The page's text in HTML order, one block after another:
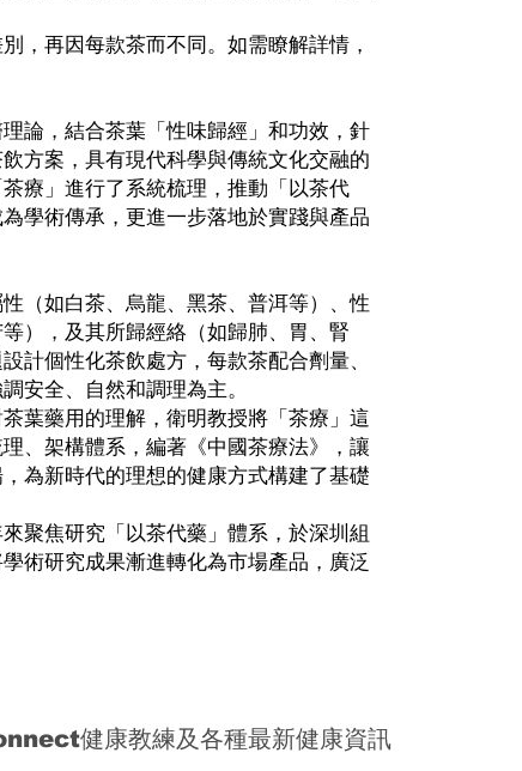
，再因每款茶而不同。如需瞭解詳情，
論，結合茶葉「性味歸經」和功效，針
方案，具有現代科學與傳統文化交融的
療」進行了系統梳理，推動「以茶代
學術傳承，更進一步落地於實踐與產品
（如白茶、烏龍、黑茶、普洱等）、性
），及其所歸經絡（如歸肺、胃、腎
計個性化茶飲處方，每款茶配合劑量、
安全、自然和調理為主。
葉藥用的理解，衛明教授將「茶療」這
、架構體系，編著《中國茶療法》，讓
為新時代的理想的健康方式構建了基礎
聚焦研究「以茶代藥」體系，於深圳組
術研究成果漸進轉化為市場產品，廣泛
健康教練及各種最新健康資訊